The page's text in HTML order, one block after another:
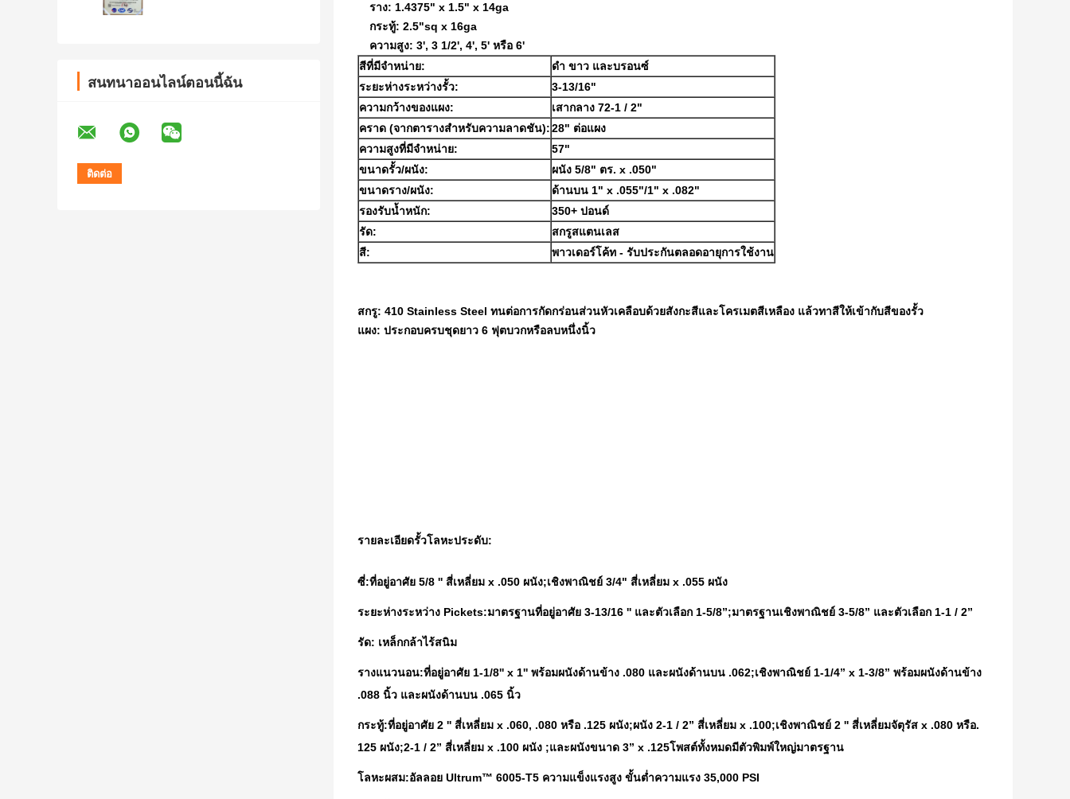
สนทนาออนไลน์ตอนนี้ฉัน
ราง: 1.4375" x 1.5" x 14ga
กระทู้: 2.5"sq x 16ga
ความสูง: 3', 3 1/2', 4', 5' หรือ 6'
สีที่มีจำหน่าย:
ดำ ขาว และบรอนซ์
ระยะห่างระหว่างรั้ว:
3-13/16"
ความกว้างของแผง:
เสากลาง 72-1 / 2"
คราด (จากตารางสำหรับความลาดชัน):28" ต่อแผง
ความสูงที่มีจำหน่าย:
57"
ขนาดรั้ว/ผนัง:
ผนัง 5/8" ตร. x .050"
ขนาดราง/ผนัง:
ด้านบน 1" x .055"/1" x .082"
รองรับน้ำหนัก:
350+ ปอนด์
รัด:
สกรูสแตนเลส
สี:
พาวเดอร์โค้ท - รับประกันตลอดอายุการใช้งาน
สกรู: 410 Stainless Steel ทนต่อการกัดกร่อนส่วนหัวเคลือบด้วยสังกะสีและโครเมตสีเหลือง แล้วทาสีให้เข้ากับสีของรั้ว
แผง: ประกอบครบชุดยาว 6 ฟุตบวกหรือลบหนึ่งนิ้ว
รายละเอียดรั้วโลหะประดับ:
ซี่:ที่อยู่อาศัย 5/8 '' สี่เหลี่ยม x .050 ผนัง;เชิงพาณิชย์ 3/4" สี่เหลี่ยม x .055 ผนัง
ระยะห่างระหว่าง Pickets:มาตรฐานที่อยู่อาศัย 3-13/16 '' และตัวเลือก 1-5/8”;มาตรฐานเชิงพาณิชย์ 3-5/8” และตัวเลือก 1-1 / 2”
รัด: เหล็กกล้าไร้สนิม
รางแนวนอน:ที่อยู่อาศัย 1-1/8'' x 1'' พร้อมผนังด้านข้าง .080 และผนังด้านบน .062;เชิงพาณิชย์ 1-1/4” x 1-3/8” พร้อมผนังด้านข้าง
.088 นิ้ว และผนังด้านบน .065 นิ้ว
กระทู้:ที่อยู่อาศัย 2 '' สี่เหลี่ยม x .060, .080 หรือ .125 ผนัง;ผนัง 2-1 / 2” สี่เหลี่ยม x .100;เชิงพาณิชย์ 2 '' สี่เหลี่ยมจัตุรัส x .080 หรือ.
125 ผนัง;2-1 / 2” สี่เหลี่ยม x .100 ผนัง ;และผนังขนาด 3” x .125โพสต์ทั้งหมดมีตัวพิมพ์ใหญ่มาตรฐาน
โลหะผสม:อัลลอย Ultrum™ 6005-T5 ความแข็งแรงสูง ขั้นต่ำความแรง 35,000 PSI